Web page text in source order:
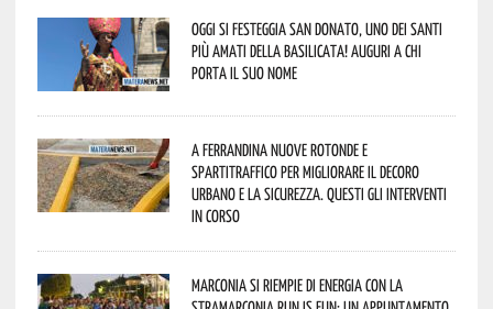
Oggi si festeggia San Donato, uno dei Santi
più amati della Basilicata! Auguri a chi
porta il suo nome
A Ferrandina nuove rotonde e
spartitraffico per migliorare il decoro
urbano e la sicurezza. Questi gli interventi
in corso
Marconia si riempie di energia con la